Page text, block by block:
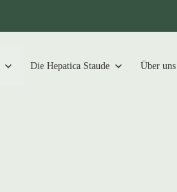
Die Hepatica Staude Über uns